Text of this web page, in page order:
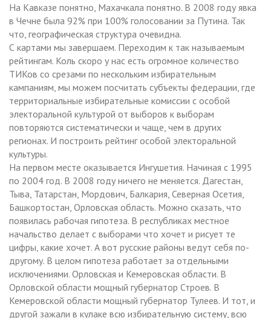
На Кавказе понятно, Махачкала понятно. В 2008 году явка
в Чечне была 92% при 100% голосовании за Путина. Так
что, географическая структура очевидна.
С картами мы завершаем. Переходим к так называемым
рейтингам. Коль скоро у нас есть огромное количество
ТИКов со срезами по нескольким избирательным
кампаниям, мы можем посчитать субъекты федерации, где
территориальные избирательные комиссии с особой
электоральной культурой от выборов к выборам
повторяются систематически и чаще, чем в других
регионах. И построить рейтинг особой электоральной
культуры.
На первом месте оказывается Ингушетия. Начиная с 1995
по 2004 год. В 2008 году ничего не меняется. Дагестан,
Тыва, Татарстан, Мордович, Балкария, Северная Осетия,
Башкортостан, Орловская область. Можно сказать, что
появилась рабочая гипотеза. В республиках местное
начальство делает с выборами что хочет и рисует те
цифры, какие хочет. А вот русские районы ведут себя по-
другому. В целом гипотеза работает за отдельными
исключениями. Орловская и Кемеровская области. В
Орловской области мощный губернатор Строев. В
Кемеровской области мощный губернатор Тулеев. И тот, и
другой зажали в кулаке всю избирательную систему, всю